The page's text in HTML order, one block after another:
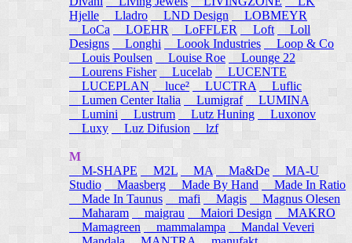
Hjelle
Lladro LND Design
LOBMEYR
LoCa
LOEHR LoFFLER Loft
Loll
Designs
Longhi Loook Industries
Loop & Co
Louis Poulsen
Louise Roe
Lounge 22
Lourens Fisher
Lucelab
LUCENTE
LUCEPLAN
luce² LUCTRA
Luflic
Lumen Center Italia
Lumigraf
LUMINA
Lumini
Lustrum Lutz Huning
Luxonov
Luxy
Luz Difusion lzf
M
M-SHAPE
M2L MA Ma&De
MA-U
Studio
Maasberg Made By Hand
Made In Ratio
Made In Taunus
mafi Magis
Magnus Olesen
Maharam
maigrau Maiori Design
MAKRO
Mamagreen
mammalampa
Mandal Veveri